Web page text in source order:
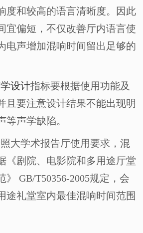
度和较高的语言清晰度。因此
宜偏短，不仅改善厅内语言使
电声增加混响时间留出足够的
设计指标要根据使用功能及
且要注意设计结果不能出现明
等声学缺陷。
大学术报告厅使用要求，混
《剧院、电影院和多用途厅堂
GB/T50356-2005规定，会
途礼堂室内最佳混响时间范围